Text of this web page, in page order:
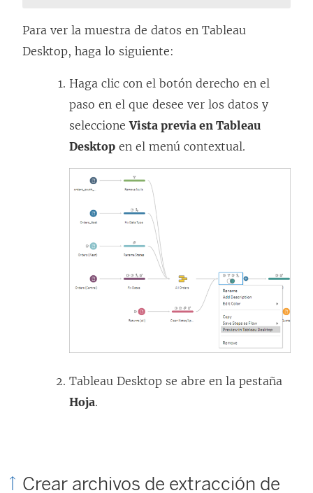
Para ver la muestra de datos en Tableau
Desktop, haga lo siguiente:
Haga clic con el botón derecho en el
paso en el que desee ver los datos y
seleccioneVista previa en Tableau
Desktopen el menú contextual.
Tableau Desktop se abre en la pestaña
Hoja.
Crear archivos de extracción de